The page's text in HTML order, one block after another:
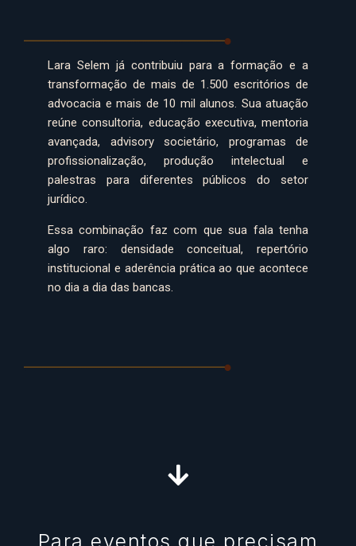
Lara Selem já contribuiu para a formação e a
transformação de mais de 1.500 escritórios de
advocacia e mais de 10 mil alunos. Sua atuação
reúne consultoria, educação executiva, mentoria
avançada, advisory societário, programas de
profissionalização, produção intelectual e
palestras para diferentes públicos do setor
jurídico.
Essa combinação faz com que sua fala tenha
algo raro: densidade conceitual, repertório
institucional e aderência prática ao que acontece
no dia a dia das bancas.
Para eventos que precisam